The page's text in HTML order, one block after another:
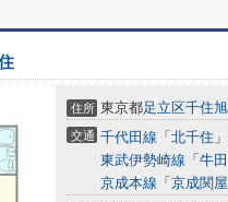
住所 東京都足立区千住
交通 千代田線 「 北千住
東武伊勢崎線 「 牛田
京成本線 「 京成関屋